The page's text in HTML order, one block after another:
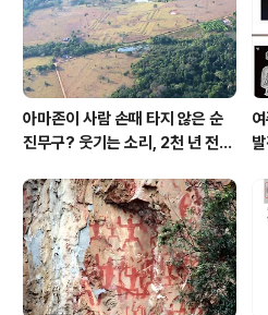
아마존이 사람 손때 타지 않은 순
진무구? 웃기는 소리, 2천 년 전에